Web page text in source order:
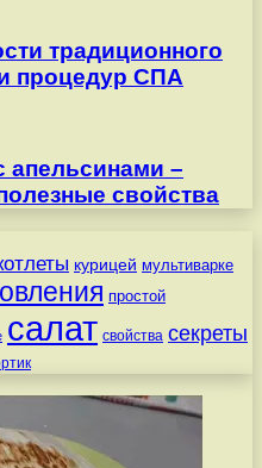
традиционного
процедур СПА
апельсинами –
свойства
курицей мультиварке
простой
салат свойства секреты